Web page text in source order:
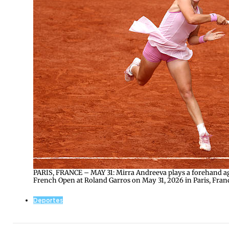
PARIS, FRANCE – MAY 31: Mirra Andreeva plays a
French Open at Roland Garros on May 31, 2026 in Paris,
Deportes